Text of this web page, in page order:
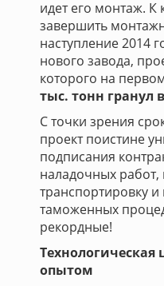
идет его монтаж. К
завершить
наступление 2014
нового завода,
которого на
тыс. тонн гранул
С точки зрения
проект поистине
подписания
наладочных работ,
транспортировку
таможенных
рекордные!
Технологическая
опытом